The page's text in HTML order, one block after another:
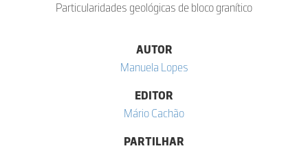
Particularidades geológicas de bloco granítico
AUTOR
Manuela Lopes
EDITOR
Mário Cachão
PARTILHAR